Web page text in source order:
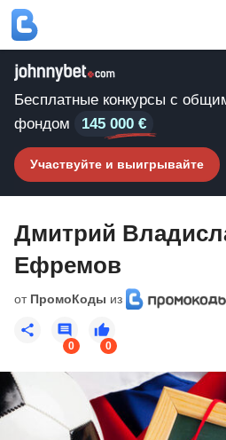
Бесплатные конкурсы с
фондом
145 000 €
Участвуйте и выигрывайте
Дмитрий
Ефремов
от ПромоКоды из
0 0